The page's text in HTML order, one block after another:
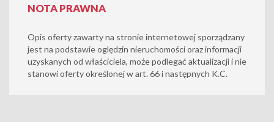
NOTA PRAWNA
Opis oferty zawarty na stronie internetowej sporządzany
jest na podstawie oględzin nieruchomości oraz informacji
uzyskanych od właściciela, może podlegać aktualizacji i nie
stanowi oferty określonej w art. 66 i następnych K.C.